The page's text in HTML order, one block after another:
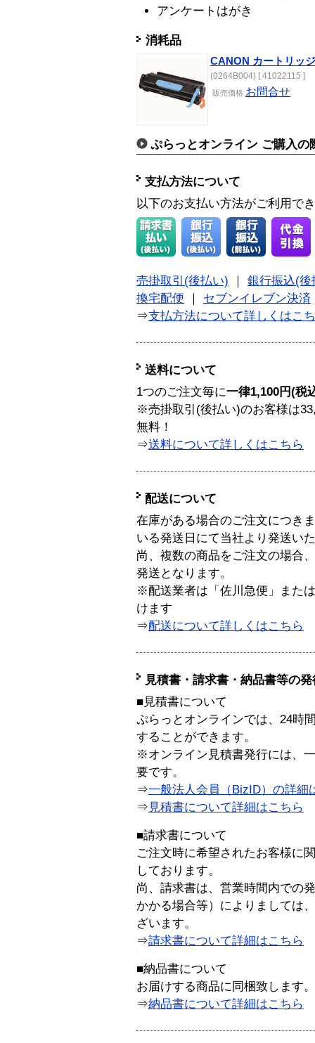
アンケートはがき
消耗品
CANON カートリッ
(0264B004) [ 41022115 ]
販売価格 お問合せ
ぷらっとオンライン ご購入の
支払方法について
以下のお支払い方法がご利用で
売掛取引(後払い)
銀行振込(後
換宅配便
セブンイレブン決済
⇒支払方法について詳しくはこ
送料について
1つのご注文毎に一律1,100円(税
※売掛取引(後払い)のお客様は
無料！
⇒送料について詳しくはこちら
配送について
在庫がある場合のご注文につき
いる発送日にて当社より発送い
尚、複数の商品をご注文の場合
発送となります。
※配送業者は「佐川急便」また
けます
⇒配送について詳しくはこちら
見積書・請求書・納品書等の
■見積書について
ぷらっとオンラインでは、24時
することができます。
※オンライン見積書発行には、
要です。
⇒一般法人会員（BizID）の詳細
⇒ 見積書について詳細はこちら
■請求書について
ご注文時に希望されたお客様に
しております。
尚、請求書は、営業時間内での
かかる場合等）によりましては
ざいます。
⇒請求書について詳細はこちら
■納品書について
お届けする商品に同梱致します。
⇒納品書について詳細はこちら